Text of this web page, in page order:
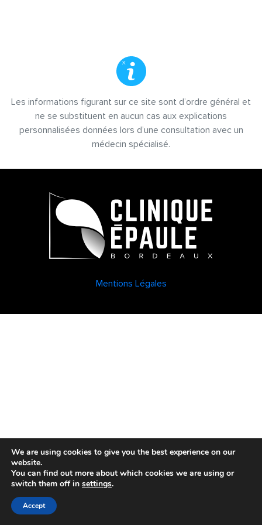
Les informations figurant sur ce site sont d’ordre général et
ne se substituent en aucun cas aux explications
personnalisées données lors d’une consultation avec un
médecin spécialisé.
Mentions Légales
We are using cookies to give you the best experience on our
website.
You can find out more about which cookies we are using or
switch them off in settings.
Accept